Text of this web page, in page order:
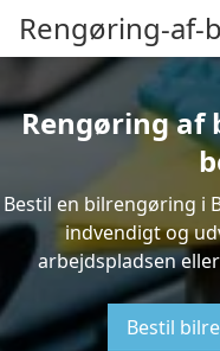
Rengøring-af-
Rengøring af
Bestil en bilrengøring i
indvendigt og
arbejdspladsen
Bestil